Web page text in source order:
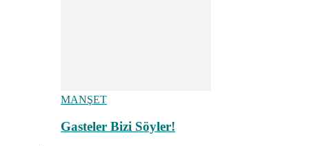
MANŞET
Gasteler Bizi Söyler!